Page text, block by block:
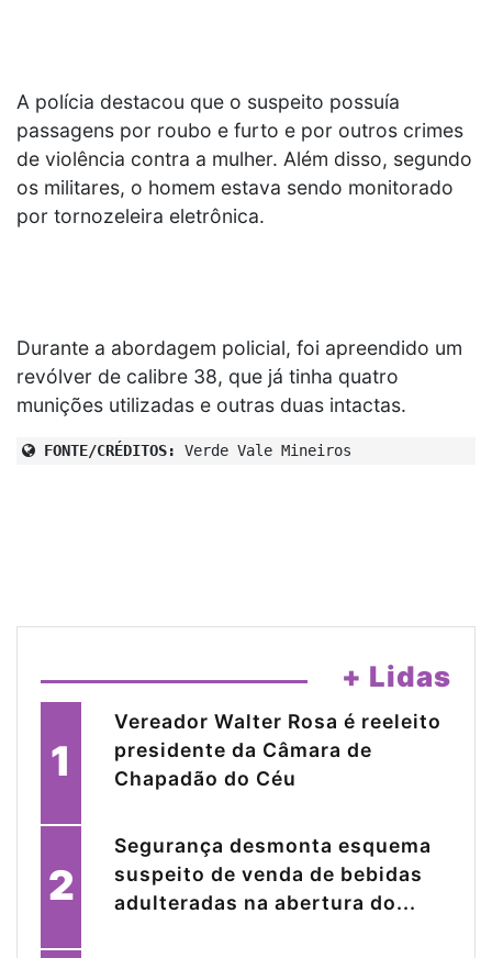
A polícia destacou que o suspeito possuía
passagens por roubo e furto e por outros crimes
de violência contra a mulher. Além disso, segundo
os militares, o homem estava sendo monitorado
por tornozeleira eletrônica.
Durante a abordagem policial, foi apreendido um
revólver de calibre 38, que já tinha quatro
munições utilizadas e outras duas intactas.
FONTE/CRÉDITOS: Verde Vale Mineiros
+ Lidas
1
Vereador Walter Rosa é reeleito
presidente da Câmara de
Chapadão do Céu
2
Segurança desmonta esquema
suspeito de venda de bebidas
adulteradas na abertura do...